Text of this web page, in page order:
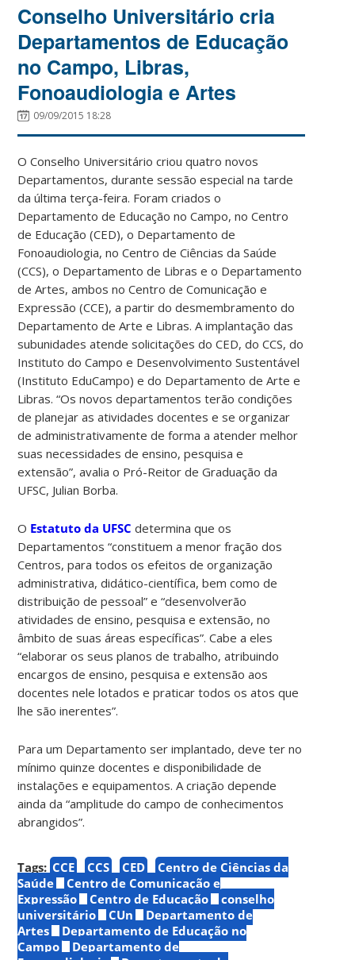
Conselho Universitário cria
Departamentos de Educação
no Campo, Libras,
Fonoaudiologia e Artes
09/09/2015 18:28
O Conselho Universitário criou quatro novos
Departamentos, durante sessão especial na tarde
da última terça-feira. Foram criados o
Departamento de Educação no Campo, no Centro
de Educação (CED), o Departamento de
Fonoaudiologia, no Centro de Ciências da Saúde
(CCS), o Departamento de Libras e o Departamento
de Artes, ambos no Centro de Comunicação e
Expressão (CCE), a partir do desmembramento do
Departamento de Arte e Libras. A implantação das
subunidades atende solicitações do CED, do CCS, do
Instituto do Campo e Desenvolvimento Sustentável
(Instituto EduCampo) e do Departamento de Arte e
Libras. “Os novos departamentos terão condições
de planejar as atividades docentes e se organizar
de administrativamente de forma a atender melhor
suas necessidades de ensino, pesquisa e
extensão”, avalia o Pró-Reitor de Graduação da
UFSC, Julian Borba.
O Estatuto da UFSC determina que os
Departamentos “constituem a menor fração dos
Centros, para todos os efeitos de organização
administrativa, didático-científica, bem como de
distribuição de pessoal” e “desenvolverão
atividades de ensino, pesquisa e extensão, no
âmbito de suas áreas específicas”. Cabe a eles
“elaborar os seus planos de trabalho, atribuindo
encargos de ensino, pesquisa e extensão aos
docentes nele lotados e praticar todos os atos que
lhe são inerentes”.
Para um Departamento ser implantado, deve ter no
mínimo quinze docentes e disponibilidade de
instalações e equipamentos. A criação depende
ainda da “amplitude do campo de conhecimentos
abrangidos”.
Tags: CCE CCS CED
Centro de Ciências da
Saúde
Centro de Comunicação e
Expressão
Centro de Educação
conselho
universitário
CUn
Departamento de
Artes
Departamento de Educação no
Campo
Departamento de